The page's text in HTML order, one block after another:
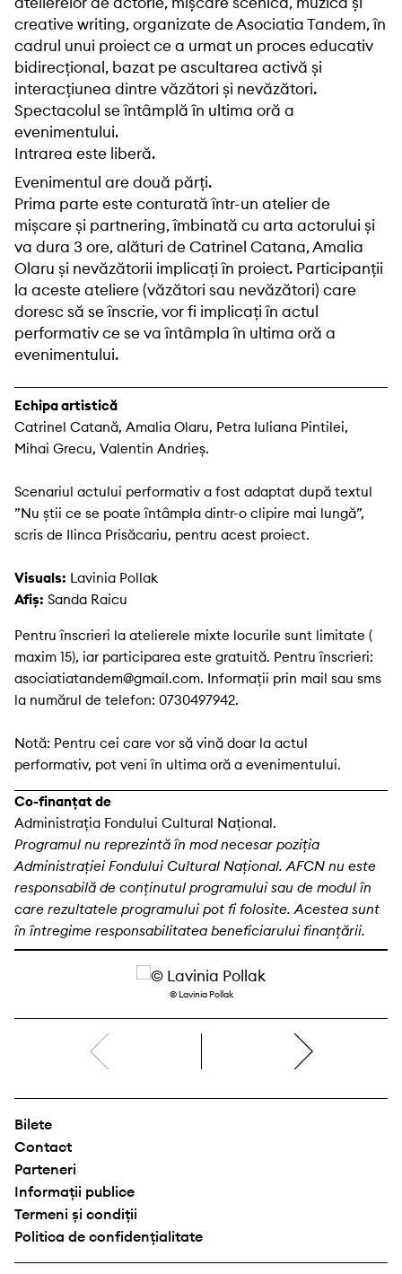
creative writing, organizate de Asociatia Tandem, în
cadrul unui proiect ce a urmat un proces educativ
bidirecțional, bazat pe ascultarea activă și
interacțiunea dintre văzători și nevăzători.
Spectacolul se întâmplă în ultima oră a
evenimentului.
Intrarea este liberă.
Evenimentul are două părți.
Prima parte este conturată într-un atelier de
mișcare și partnering, îmbinată cu arta actorului și
va dura 3 ore, alături de Catrinel Catana, Amalia
Olaru și nevăzătorii implicați în proiect. Participanții
la aceste ateliere (văzători sau nevăzători) care
doresc să se înscrie, vor fi implicați în actul
performativ ce se va întâmpla în ultima oră a
evenimentului.
Echipa artistică
Catrinel Catană, Amalia Olaru, Petra Iuliana Pintilei,
Mihai Grecu, Valentin Andrieș.
Scenariul actului performativ a fost adaptat după textul
”Nu știi ce se poate întâmpla dintr-o clipire mai lungă”,
scris de Ilinca Prisăcariu, pentru acest proiect.
Visuals: Lavinia Pollak
Afiș: Sanda Raicu
Pentru înscrieri la atelierele mixte locurile sunt limitate (
maxim 15), iar participarea este gratuită. Pentru înscrieri:
asociatiatandem@gmail.com. Informații prin mail sau sms
la numărul de telefon: 0730497942.
Notă: Pentru cei care vor să vină doar la actul
performativ, pot veni în ultima oră a evenimentului.
Co-finanțat de
Administrația Fondului Cultural Național.
Programul nu reprezintă în mod necesar poziţia
Administrației Fondului Cultural Național. AFCN nu este
responsabilă de conținutul programului sau de modul în
care rezultatele programului pot fi folosite. Acestea sunt
în întregime responsabilitatea beneficiarului finanțării.
© Lavinia Pollak
Bilete
Contact
Parteneri
Informații publice
Termeni și condiții
Politica de confidențialitate